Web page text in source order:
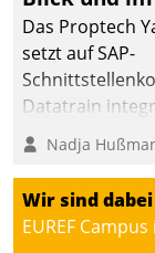
Das Proptech
setzt auf SAP-
Datatrain
Yarowas Portal
Vergabe und
von Aufträgen
operativen
Instandhaltung
Nadja
Wir sind dabei
EUREF